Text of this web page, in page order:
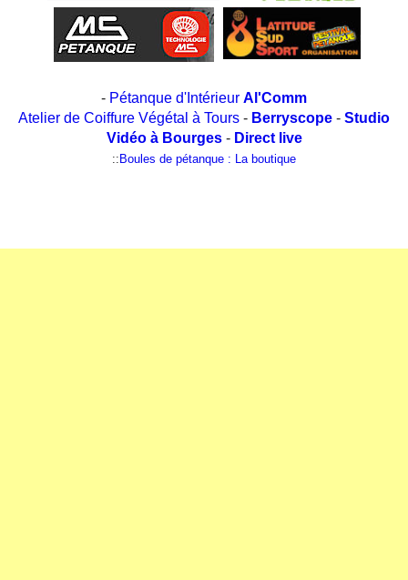
- Pétanque d'Intérieur Al'Comm
Atelier de Coiffure Végétal à Tours - Berryscope - Studio
Vidéo à Bourges- Direct live
:: Boules de pétanque : La boutique